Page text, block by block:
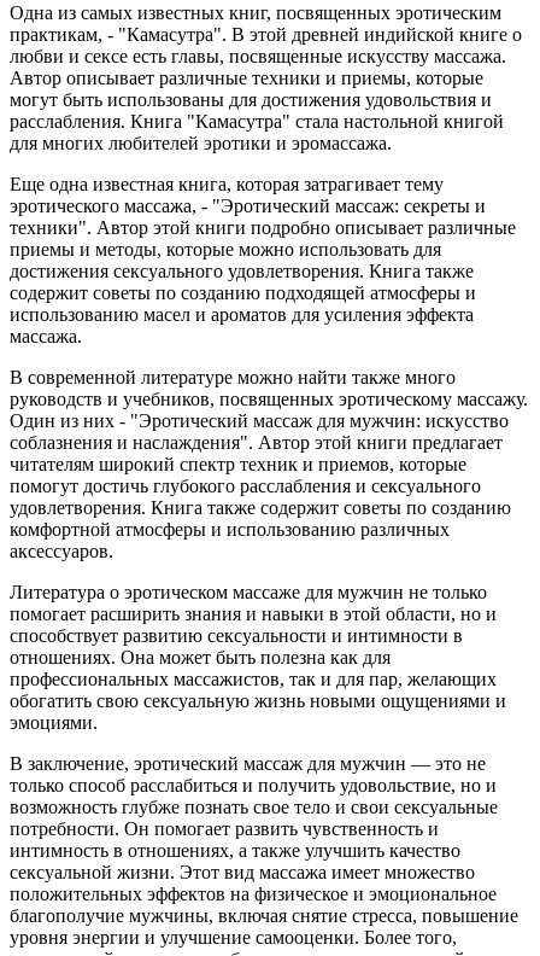
Одна из самых известных книг, посвященных эротическим
практикам, - "Камасутра". В этой древней индийской книге о
любви и сексе есть главы, посвященные искусству массажа.
Автор описывает различные техники и приемы, которые
могут быть использованы для достижения удовольствия и
расслабления. Книга "Камасутра" стала настольной книгой
для многих любителей эротики и эромассажа.
Еще одна известная книга, которая затрагивает тему
эротического массажа, - "Эротический массаж: секреты и
техники". Автор этой книги подробно описывает различные
приемы и методы, которые можно использовать для
достижения сексуального удовлетворения. Книга также
содержит советы по созданию подходящей атмосферы и
использованию масел и ароматов для усиления эффекта
массажа.
В современной литературе можно найти также много
руководств и учебников, посвященных эротическому массажу.
Один из них - "Эротический массаж для мужчин: искусство
соблазнения и наслаждения". Автор этой книги предлагает
читателям широкий спектр техник и приемов, которые
помогут достичь глубокого расслабления и сексуального
удовлетворения. Книга также содержит советы по созданию
комфортной атмосферы и использованию различных
аксессуаров.
Литература о эротическом массаже для мужчин не только
помогает расширить знания и навыки в этой области, но и
способствует развитию сексуальности и интимности в
отношениях. Она может быть полезна как для
профессиональных массажистов, так и для пар, желающих
обогатить свою сексуальную жизнь новыми ощущениями и
эмоциями.
В заключение, эротический массаж для мужчин — это не
только способ расслабиться и получить удовольствие, но и
возможность глубже познать свое тело и свои сексуальные
потребности. Он помогает развить чувственность и
интимность в отношениях, а также улучшить качество
сексуальной жизни. Этот вид массажа имеет множество
положительных эффектов на физическое и эмоциональное
благополучие мужчины, включая снятие стресса, повышение
уровня энергии и улучшение самооценки. Более того,